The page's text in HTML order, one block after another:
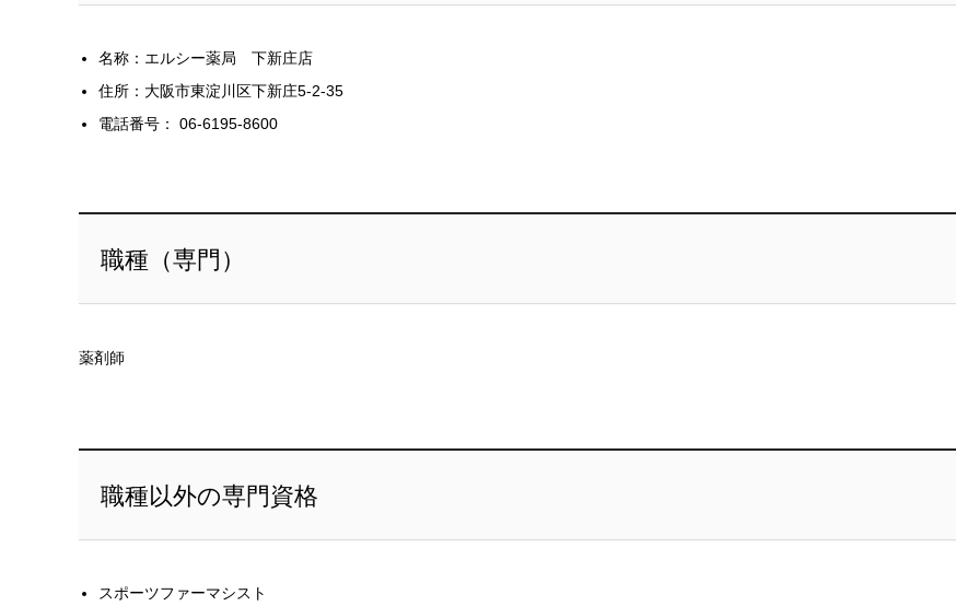
名称：エルシー薬局 下新庄店
住所：大阪市東淀川区下新庄5-2-35
電話番号： 06-6195-8600
職種（専門）
薬剤師
職種以外の専門資格
スポーツファーマシスト